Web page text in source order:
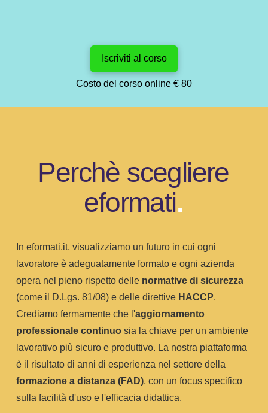
Iscriviti al corso
Costo del corso online € 80
Perchè scegliere
eformati.
In eformati.it, visualizziamo un futuro in cui ogni
lavoratore è adeguatamente formato e ogni azienda
opera nel pieno rispetto delle normative di sicurezza
(come il D.Lgs. 81/08) e delle direttive HACCP.
Crediamo fermamente che l'aggiornamento
professionale continuo sia la chiave per un ambiente
lavorativo più sicuro e produttivo. La nostra piattaforma
è il risultato di anni di esperienza nel settore della
formazione a distanza (FAD), con un focus specifico
sulla facilità d'uso e l'efficacia didattica.